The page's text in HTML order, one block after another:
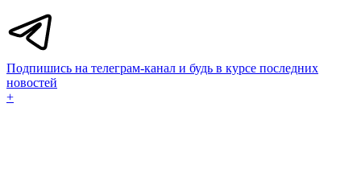
Подпишись на телеграм-канал и будь в курсе последних
новостей
+